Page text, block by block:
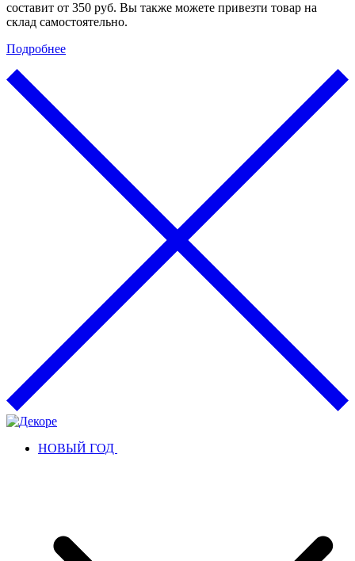
составит от 350 руб. Вы также можете привезти товар на
склад самостоятельно.
Подробнее
НОВЫЙ ГОД